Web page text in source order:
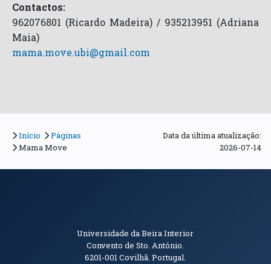
Contactos:
962076801 (Ricardo Madeira) / 935213951 (Adriana
Maia)
mama.move.ubi@gmail.com
Início
Páginas
Mama Move
Data da última atualização:
2026-07-14
Informações de Contacto
Universidade da Beira Interior
Convento de Sto. António.
6201-001Covilhã. Portugal.